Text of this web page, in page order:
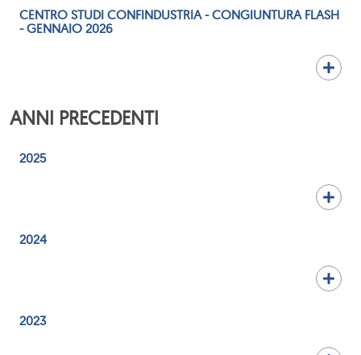
CENTRO STUDI CONFINDUSTRIA - CONGIUNTURA FLASH
- GENNAIO 2026
ANNI PRECEDENTI
2025
2024
2023